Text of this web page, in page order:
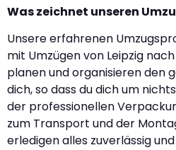
Was zeichnet unseren
Unsere erfahrenen
mit Umzügen von Leipzig
planen und organisieren den
dich, so dass du dich um
der professionellen
zum Transport und der
erledigen alles zuverlässig